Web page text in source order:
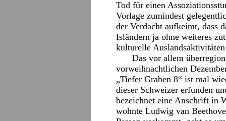
Tod für einen
Vorlage zumindest
der Verdacht aufkeimt, dass
Isländern ja ohne weiteres
kulturelle
Das vor allem
vorweihnachtlichen
„Tiefer Graben 8“ ist mal
dieser Schweizer erfunden
bezeichnet eine Anschrift in
wohnte Ludwig van